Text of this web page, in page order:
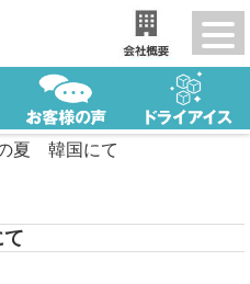
夏 韓国にて